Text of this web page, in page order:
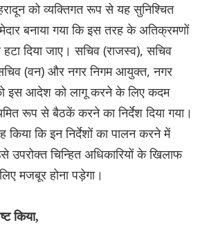
को व्यक्तिगत रूप से यह सुनिश्चित
बनाया गया कि इस तरह के अतिक्रमणों
दिया जाए। सचिव (राजस्व), सचिव
(वन) और नगर निगम आयुक्त, नगर
इस आदेश को लागू करने के लिए कदम
रूप से बैठकें करने का निर्देश दिया गया।
किया कि इन निर्देशों का पालन करने में
उपरोक्त चिन्हित अधिकारियों के खिलाफ
मजबूर होना पड़ेगा।
किया,